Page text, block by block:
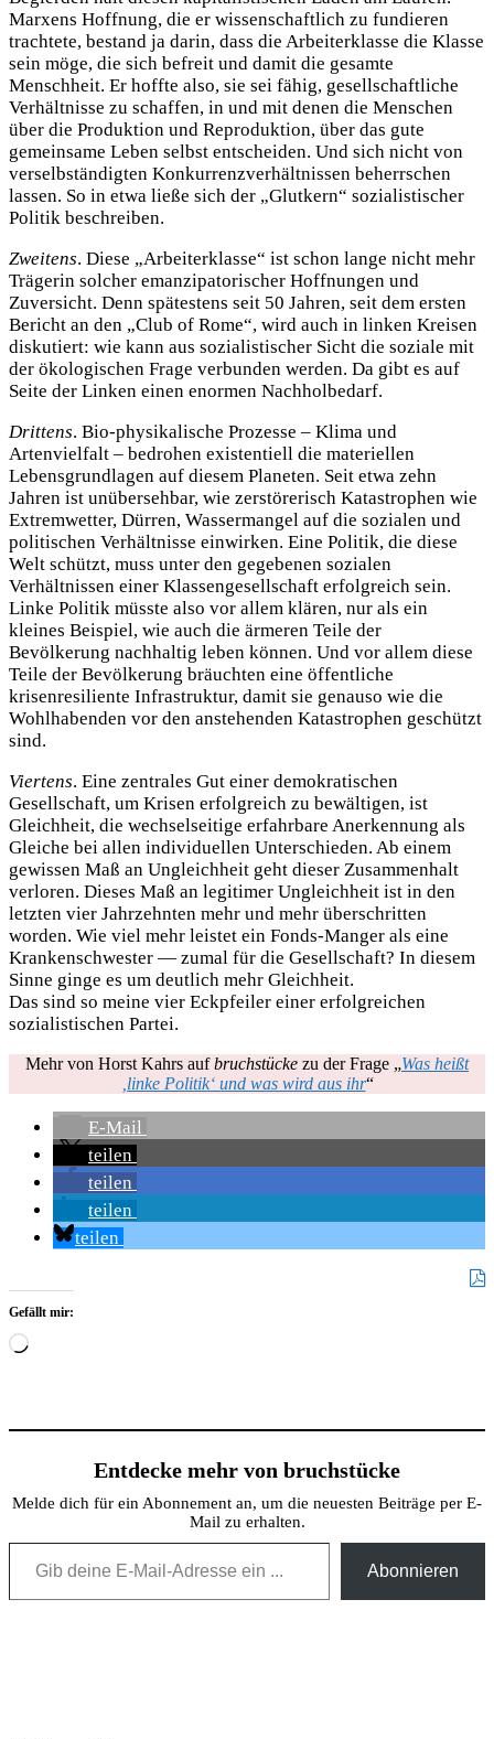
Marxens Hoffnung, die er wissenschaftlich zu fundieren
trachtete, bestand ja darin, dass die Arbeiterklasse die Klasse
sein möge, die sich befreit und damit die gesamte
Menschheit. Er hoffte also, sie sei fähig, gesellschaftliche
Verhältnisse zu schaffen, in und mit denen die Menschen
über die Produktion und Reproduktion, über das gute
gemeinsame Leben selbst entscheiden. Und sich nicht von
verselbständigten Konkurrenzverhältnissen beherrschen
lassen. So in etwa ließe sich der „Glutkern“ sozialistischer
Politik beschreiben.
Zweitens. Diese „Arbeiterklasse“ ist schon lange nicht mehr
Trägerin solcher emanzipatorischer Hoffnungen und
Zuversicht. Denn spätestens seit 50 Jahren, seit dem ersten
Bericht an den „Club of Rome“, wird auch in linken Kreisen
diskutiert: wie kann aus sozialistischer Sicht die soziale mit
der ökologischen Frage verbunden werden. Da gibt es auf
Seite der Linken einen enormen Nachholbedarf.
Drittens. Bio-physikalische Prozesse – Klima und
Artenvielfalt – bedrohen existentiell die materiellen
Lebensgrundlagen auf diesem Planeten. Seit etwa zehn
Jahren ist unübersehbar, wie zerstörerisch Katastrophen wie
Extremwetter, Dürren, Wassermangel auf die sozialen und
politischen Verhältnisse einwirken. Eine Politik, die diese
Welt schützt, muss unter den gegebenen sozialen
Verhältnissen einer Klassengesellschaft erfolgreich sein.
Linke Politik müsste also vor allem klären, nur als ein
kleines Beispiel, wie auch die ärmeren Teile der
Bevölkerung nachhaltig leben können. Und vor allem diese
Teile der Bevölkerung bräuchten eine öffentliche
krisenresiliente Infrastruktur, damit sie genauso wie die
Wohlhabenden vor den anstehenden Katastrophen geschützt
sind.
Viertens. Eine zentrales Gut einer demokratischen
Gesellschaft, um Krisen erfolgreich zu bewältigen, ist
Gleichheit, die wechselseitige erfahrbare Anerkennung als
Gleiche bei allen individuellen Unterschieden. Ab einem
gewissen Maß an Ungleichheit geht dieser Zusammenhalt
verloren. Dieses Maß an legitimer Ungleichheit ist in den
letzten vier Jahrzehnten mehr und mehr überschritten
worden. Wie viel mehr leistet ein Fonds-Manger als eine
Krankenschwester — zumal für die Gesellschaft? In diesem
Sinne ginge es um deutlich mehr Gleichheit.
Das sind so meine vier Eckpfeiler einer erfolgreichen
sozialistischen Partei.
Mehr von Horst Kahrs aufbruchstücke zu der Frage „Was heißt
‚linke Politik‘ und was wird aus ihr“
E-Mail
teilen
teilen
teilen
teilen
Gefällt mir:
Wird
Entdecke mehr von bruchstücke
Melde dich für ein Abonnement an, um die neuesten Beiträge per E-
Mail zu erhalten.
Gib deine E-Mail-Adresse ein ...
Abonnieren